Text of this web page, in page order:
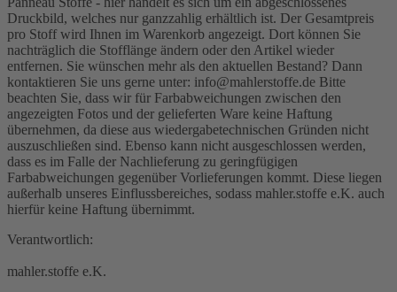
Druckbild, welches nur ganzzahlig erhältlich ist. Der Gesamtpreis
pro Stoff wird Ihnen im Warenkorb angezeigt. Dort können Sie
nachträglich die Stofflänge ändern oder den Artikel wieder
entfernen. Sie wünschen mehr als den aktuellen Bestand? Dann
kontaktieren Sie uns gerne unter: info@mahlerstoffe.de Bitte
beachten Sie, dass wir für Farbabweichungen zwischen den
angezeigten Fotos und der gelieferten Ware keine Haftung
übernehmen, da diese aus wiedergabetechnischen Gründen nicht
auszuschließen sind. Ebenso kann nicht ausgeschlossen werden,
dass es im Falle der Nachlieferung zu geringfügigen
Farbabweichungen gegenüber Vorlieferungen kommt. Diese liegen
außerhalb unseres Einflussbereiches, sodass mahler.stoffe e.K. auch
hierfür keine Haftung übernimmt.
Verantwortlich:
mahler.stoffe e.K.